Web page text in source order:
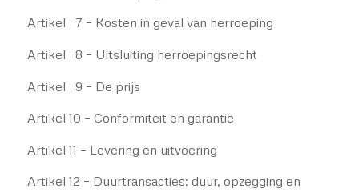
Artikel 7 – Kosten in geval van herroeping
Artikel 8 – Uitsluiting herroepingsrecht
Artikel 9 – De prijs
Artikel 10 – Conformiteit en garantie
Artikel 11 – Levering en uitvoering
Artikel 12 – Duurtransacties: duur, opzegging en